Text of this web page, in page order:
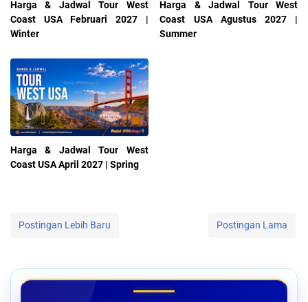
Harga & Jadwal Tour West
Coast USA Februari 2027 |
Winter
Harga & Jadwal Tour West
Coast USA Agustus 2027 |
Summer
Harga & Jadwal Tour West
Coast USA April 2027 | Spring
Postingan Lebih Baru Postingan Lama